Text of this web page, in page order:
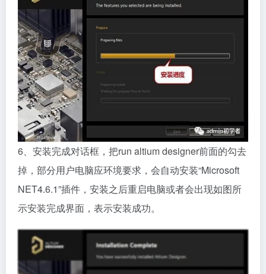
6、安装完成对话框，把run altium designer前面的勾去
掉，部分用户电脑应环境要求，会自动安装“Microsoft
NET4.6.1”插件，安装之后重启电脑或者会出现如图所
示安装完成界面，表示安装成功。